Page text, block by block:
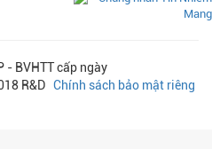
- BVHTT cấp ngày
R&D Chính sách bảo mật riêng